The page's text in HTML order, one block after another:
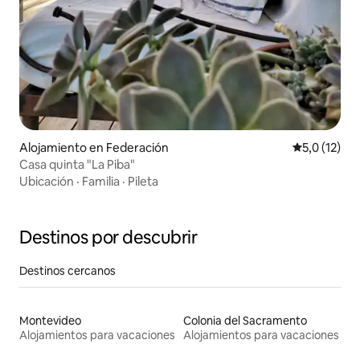
Alojamiento en Federación Calificación
5,0 (12)
Casa quinta "La Piba"
Ubicación · Familia · Pileta
Destinos por descubrir
Destinos cercanos
Montevideo
Alojamientos para vacaciones
Colonia del Sacramento
Alojamientos para vacaciones